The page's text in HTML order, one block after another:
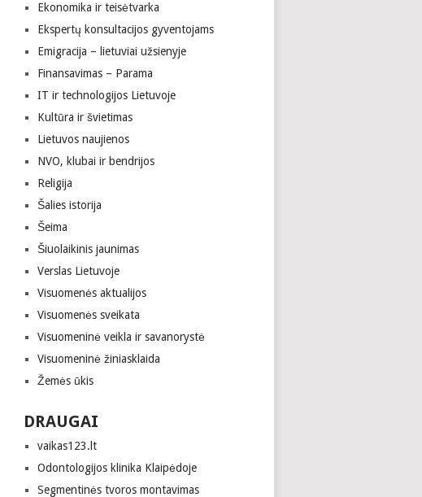
Ekonomika ir teisėtvarka
Ekspertų konsultacijos gyventojams
Emigracija – lietuviai užsienyje
Finansavimas – Parama
IT ir technologijos Lietuvoje
Kultūra ir švietimas
Lietuvos naujienos
NVO, klubai ir bendrijos
Religija
Šalies istorija
Šeima
Šiuolaikinis jaunimas
Verslas Lietuvoje
Visuomenės aktualijos
Visuomenės sveikata
Visuomeninė veikla ir savanorystė
Visuomeninė žiniasklaida
Žemės ūkis
DRAUGAI
vaikas123.lt
Odontologijos klinika Klaipėdoje
Segmentinės tvoros montavimas